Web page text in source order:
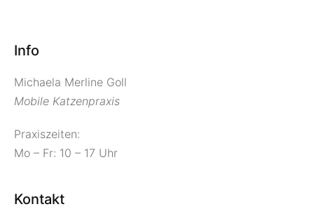
Info
Michaela Merline Goll
Mobile Katzenpraxis
Praxiszeiten:
Mo – Fr: 10 – 17 Uhr
Kontakt